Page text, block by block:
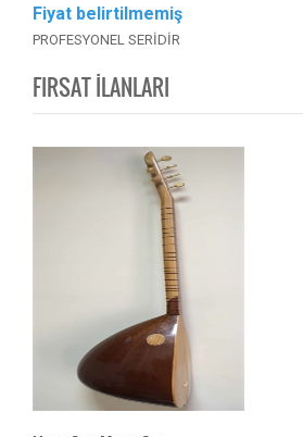
Fiyat belirtilmemiş
PROFESYONEL SERİDİR
FIRSAT İLANLARI